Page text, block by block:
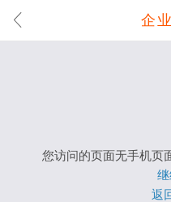
企
您访问的页面无手机页
返